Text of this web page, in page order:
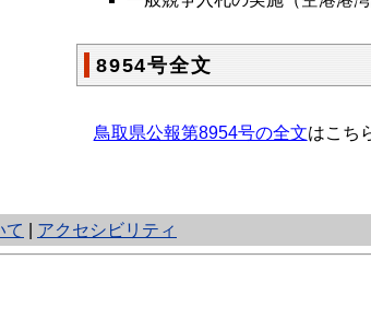
8954号全文
鳥取県公報第8954号の全文はこち
て アクセシビリティ